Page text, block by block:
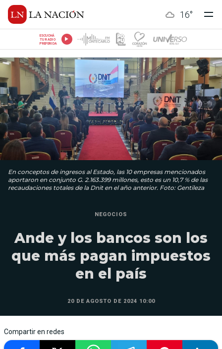
16°
ESCUCHÁ
TU RADIO
PREFERIDA
En conceptos de ingresos al Estado, las 10 empresas mencionados
aportaron en conjunto G. 2.163.399 millones, esto es un 10,7 % de las
recaudaciones totales de la Dnit en el año anterior. Foto: Gentileza
NEGOCIOS
Ande y los bancos son los
que más pagan impuestos
en el país
20 DE AGOSTO DE 2024 10:00
Compartir en redes